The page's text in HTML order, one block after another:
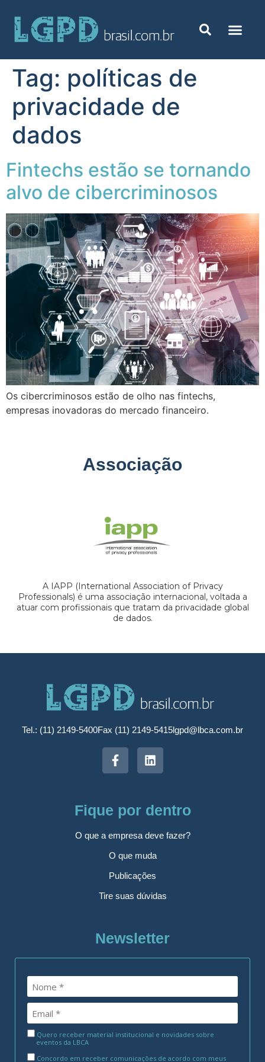
Tag: políticas de
privacidade de
dados
Fintechs estão se tornando
alvo de cibercriminosos
Os cibercriminosos estão de olho nas fintechs,
empresas inovadoras do mercado financeiro.
Associação
A IAPP (International Association of Privacy
Professionals) é uma associação internacional, voltada a
atuar com profissionais que tratam da privacidade global
de dados.
Tel.: (11) 2149-5400Fax (11) 2149-5415lgpd@lbca.com.br
Fique por dentro
O que a empresa deve fazer?
O que muda
Publicações
Tire suas dúvidas
Newsletter
Quero receber material institucional e novidades sobre
eventos da LBCA
Concordo em receber comunicações de acordo com meus